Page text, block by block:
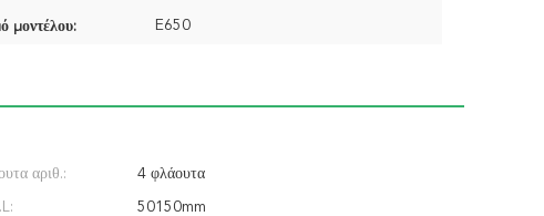
μοντέλου: E650
αριθ.: 4 φλάουτα
50150mm